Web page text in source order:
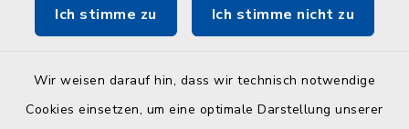
Ich stimme zu Ich stimme nicht zu
Wir weisen darauf hin, dass wir technisch notwendige
Cookies einsetzen, um eine optimale Darstellung unserer